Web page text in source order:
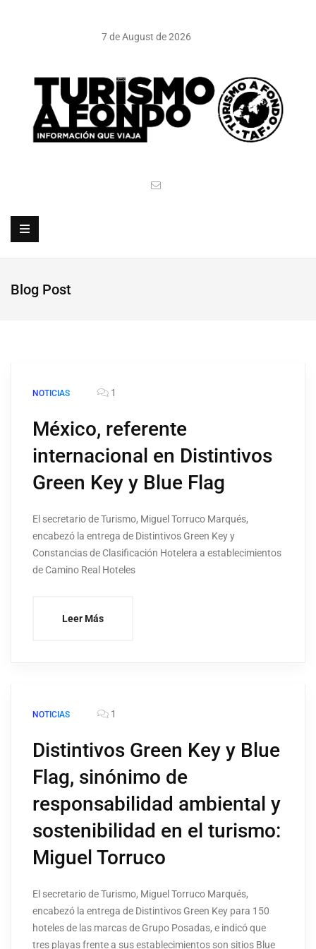
7 de August de 2026
Blog Post
NOTICIAS 1
México, referente
internacional en Distintivos
Green Key y Blue Flag
El secretario de Turismo, Miguel Torruco Marqués,
encabezó la entrega de Distintivos Green Key y
Constancias de Clasificación Hotelera a establecimientos
de Camino Real Hoteles
Leer Más
NOTICIAS 1
Distintivos Green Key y Blue
Flag, sinónimo de
responsabilidad ambiental y
sostenibilidad en el turismo:
Miguel Torruco
El secretario de Turismo, Miguel Torruco Marqués,
encabezó la entrega de Distintivos Green Key para 150
hoteles de las marcas de Grupo Posadas, e indicó que
tres playas frente a sus establecimientos son sitios Blue